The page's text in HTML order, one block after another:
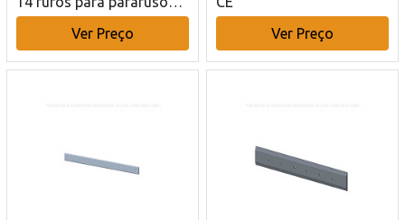
2156 mm Case CE
Ver Preço
Ver Preço